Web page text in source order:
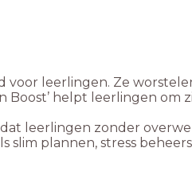
voor leerlingen. Ze
Boost’ helpt leerlingen
leerlingen zonder
plannen, stress